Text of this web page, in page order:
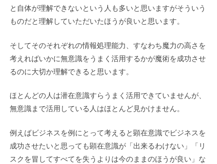
と自体が理解できないという人も多いと思いますがそういう
ものだと理解していただいたほうが良いと思います。
そしてそのそれぞれの情報処理能力、すなわち魔力の高さを
考えればいかに無意識をうまく活用するかが魔術を成功させ
るのに大切か理解できると思います。
ほとんどの人は潜在意識すらうまく活用できていませんが、
無意識まで活用している人はほとんど見かけません。
例えばビジネスを例にとって考えると顕在意識でビジネスを
成功させたいと思っても顕在意識が「出来るわけない」「リ
スクを冒してすべてを失うよりは今のままのほうが良い」な